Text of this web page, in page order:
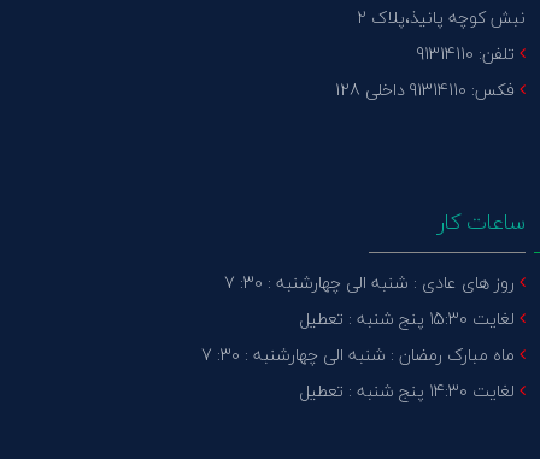
نبش کوچه پانیذ،پلاک 2
تلفن: 91314110
فکس: 91314110 داخلی 128
ساعات کار
روز های عادی : شنبه الی چهارشنبه : 30: 7
لغایت 15:30 پنج شنبه : تعطیل
ماه مبارک رمضان : شنبه الی چهارشنبه : 30: 7
لغایت 14:30 پنج شنبه : تعطیل